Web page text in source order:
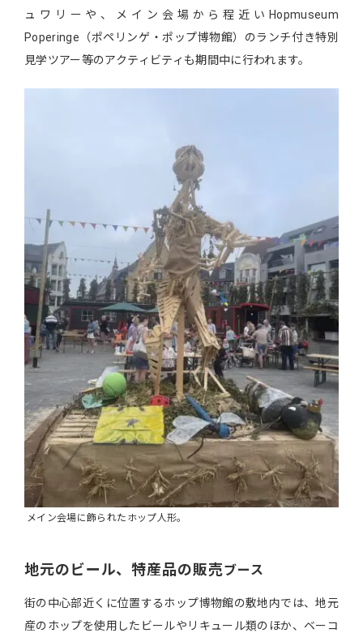
ュワリーや、メイン会場から程近いHopmuseum
Poperinge（ポペリンゲ・ポップ博物館）のランチ付き特別
見学ツアー等のアクティビティも期間中に行われます。
メイン会場に飾られたホップ人形。
地元のビール、特産品の販売ブース
街の中心部近くに位置するホップ博物館の敷地内では、地元
産のホップを使用したビールやリキュール類のほか、ベーコ